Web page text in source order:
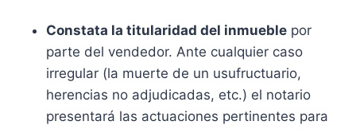
Constata la titularidad del inmueble por
parte del vendedor. Ante cualquier caso
irregular (la muerte de un usufructuario,
herencias no adjudicadas, etc.) el notario
presentará las actuaciones pertinentes para